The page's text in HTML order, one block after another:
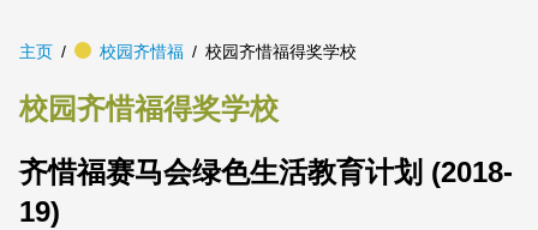
主页 校园齐惜福 校园齐惜福得奖学校
校园齐惜福得奖学校
齐惜福赛马会绿色生活教育计划 (2018-
19)